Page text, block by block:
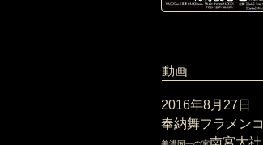
動画
​2016年8月27日
奉納舞フラメンコ
南宮大社